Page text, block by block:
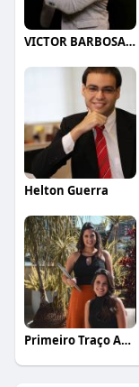
VICTOR BARBOSA QUARANTA
Helton Guerra
Primeiro Traço Arquitetura